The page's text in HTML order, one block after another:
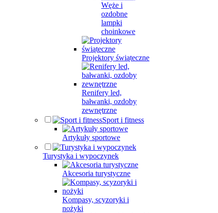
Węże i
ozdobne
lampki
choinkowe
Projektory świąteczne
Renifery led,
bałwanki, ozdoby
zewnętrzne
Sport i fitness
Artykuły sportowe
Turystyka i wypoczynek
Akcesoria turystyczne
Kompasy, scyzoryki i
nożyki